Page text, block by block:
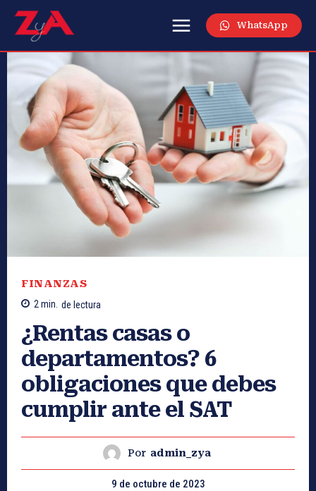
WhatsApp
FINANZAS
2min. de lectura
¿Rentas casas o
departamentos? 6
obligaciones que debes
cumplir ante el SAT
Por admin_zya
9 de octubre de 2023